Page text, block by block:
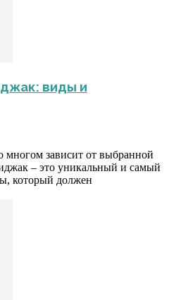
виды и
многом зависит от выбранной
– это уникальный и самый
который должен